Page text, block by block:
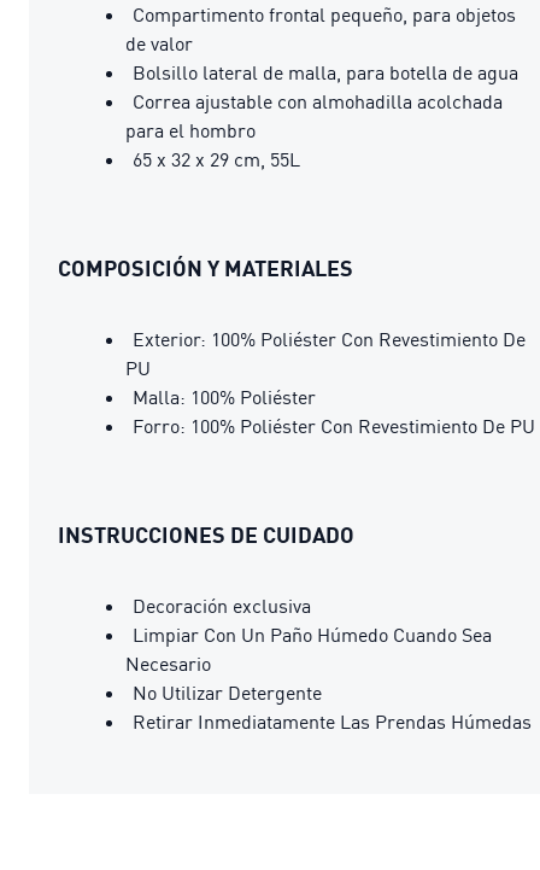
Compartimento frontal pequeño, para objetos
de valor
Bolsillo lateral de malla, para botella de agua
Correa ajustable con almohadilla acolchada
para el hombro
65 x 32 x 29 cm, 55L
COMPOSICIÓN Y MATERIALES
Exterior: 100% Poliéster Con Revestimiento De
PU
Malla: 100% Poliéster
Forro: 100% Poliéster Con Revestimiento De PU
INSTRUCCIONES DE CUIDADO
Decoración exclusiva
Limpiar Con Un Paño Húmedo Cuando Sea
Necesario
No Utilizar Detergente
Retirar Inmediatamente Las Prendas Húmedas